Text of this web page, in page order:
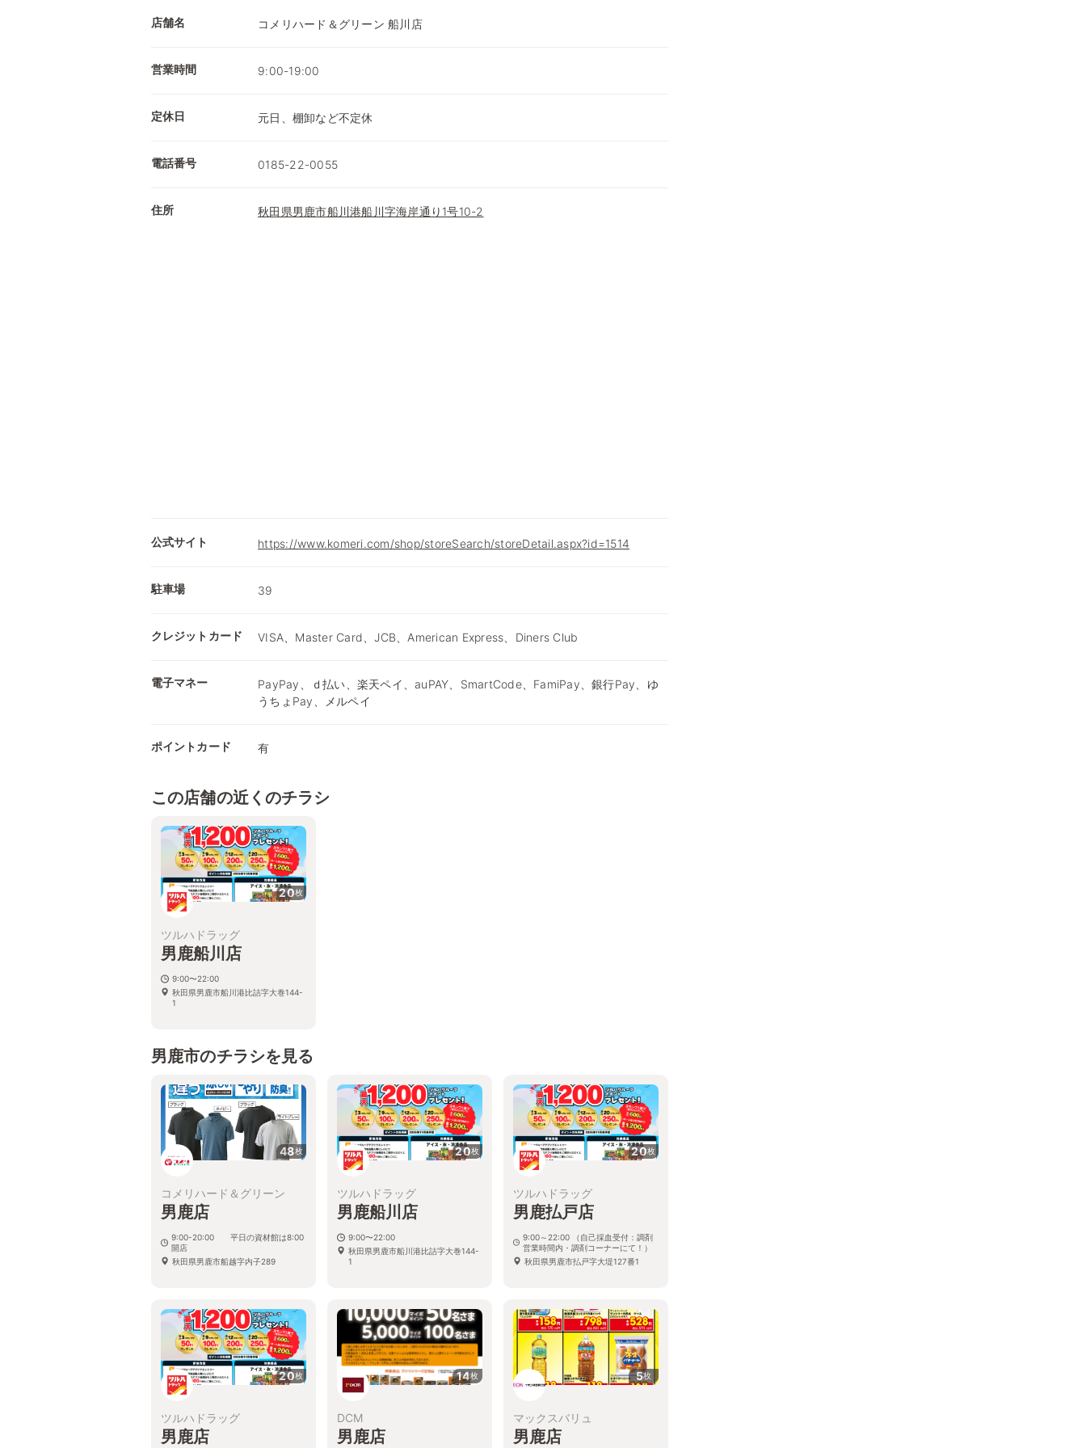
店舗名 コメリハード＆グリーン 船川店
営業時間 9:00-19:00
定休日 元日、棚卸など不定休
電話番号 0185-22-0055
住所 秋田県男鹿市船川港船川字海岸通り1号10-2
公式サイト https://www.komeri.com/shop/storeSearch/storeDetail.aspx?id=1514
駐車場 39
クレジットカード VISA、Master Card、JCB、American Express、Diners Club
電子マネー
PayPay、ｄ払い、楽天ペイ、auPAY、SmartCode、FamiPay、銀行Pay、ゆ
うちょPay、メルペイ
ポイントカード 有
この店舗の近くのチラシ
20枚
ツルハドラッグ
男鹿船川店
9:00〜22:00
秋田県男鹿市船川港比詰字大巻144-
1
男鹿市のチラシを見る
48枚
コメリハード＆グリーン
男鹿店
9:00-20:00 平日の資材館は8:00
開店
秋田県男鹿市船越字内子289
20枚
ツルハドラッグ
男鹿船川店
9:00〜22:00
秋田県男鹿市船川港比詰字大巻144-
1
20枚
ツルハドラッグ
男鹿払戸店
9:00～22:00 （自己採血受付：調剤
営業時間内・調剤コーナーにて！）
秋田県男鹿市払戸字大堤127番1
20枚
ツルハドラッグ
男鹿店
14枚
DCM
男鹿店
5枚
マックスバリュ
男鹿店